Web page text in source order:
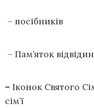
– посібників
– Пам’яток
– Іконок Святого
сім’ї